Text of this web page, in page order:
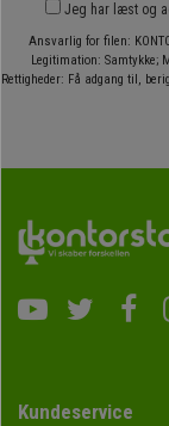
Jeg har læst og
Ansvarlig for filen:
Legitimation: Samtykke;
Rettigheder: Få adgang til,
Kundeservice